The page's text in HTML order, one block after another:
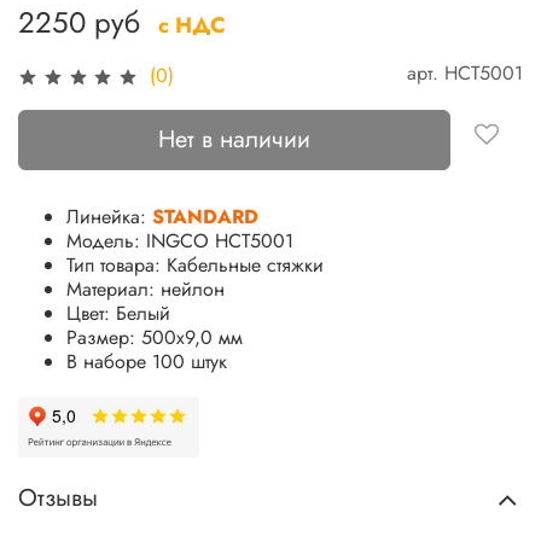
(0) арт. HCT5001
2250 руб с НДС
Нет в наличии
Линейка: STANDARD
Модель: INGCO HCT5001
Тип товара: Кабельные стяжки
Материал: нейлон
Цвет: Белый
Размер: 500х9,0 мм
В наборе 100 штук
Отзывы